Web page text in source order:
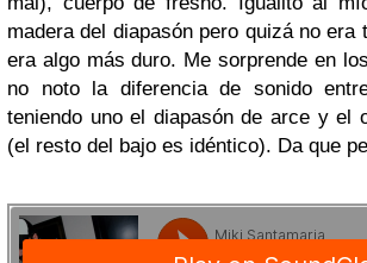
madera del diapasón pero quizá no era
era algo más duro. Me sorprende en
no noto la diferencia de sonido
teniendo uno el diapasón de arce y el
(el resto del bajo es idéntico). Da que